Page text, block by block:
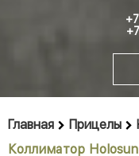
Главная Прицелы
Коллиматор